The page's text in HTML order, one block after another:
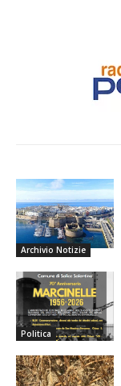
Archivio Notizie
Politica